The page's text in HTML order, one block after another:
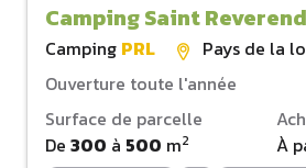
Camping Saint Reverend
Camping PRL
Pays de la
Ouverture toute l'année
Surface de parcelle
De 300 à 500 m2
À